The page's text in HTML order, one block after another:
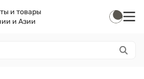
и товары
и Азии